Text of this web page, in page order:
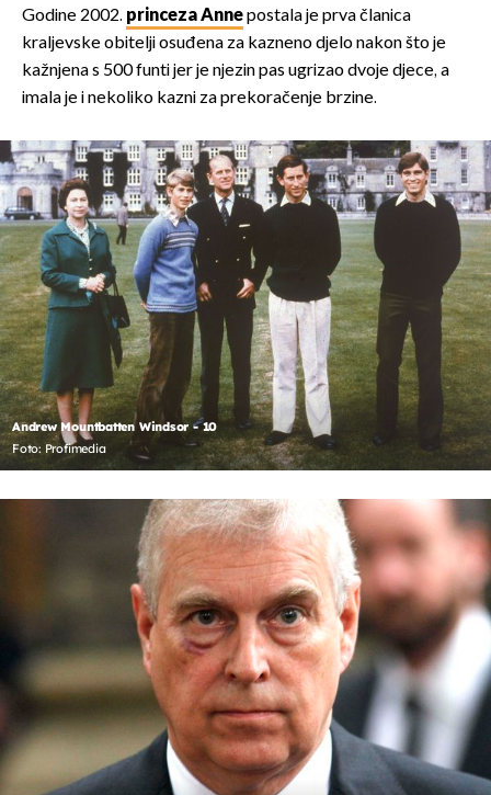
Godine 2002. princeza Annepostala je prva članica
kraljevske obitelji osuđena za kazneno djelo nakon što je
kažnjena s 500 funti jer je njezin pas ugrizao dvoje djece, a
imala je i nekoliko kazni za prekoračenje brzine.
Andrew Mountbatten Windsor - 10
Foto: Profimedia